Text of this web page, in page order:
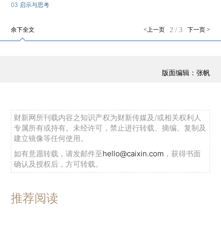
03 启示与思考
余下全文 下一页 >
2 / 3
<上一页
版面编辑：张帆
财新网所刊载内容之知识产权为财新传媒及/或相关权利人
专属所有或持有。未经许可，禁止进行转载、摘编、复制及
建立镜像等任何使用。
如有意愿转载，请发邮件至hello@caixin.com ，获得书面
确认及授权后，方可转载。
推荐阅读